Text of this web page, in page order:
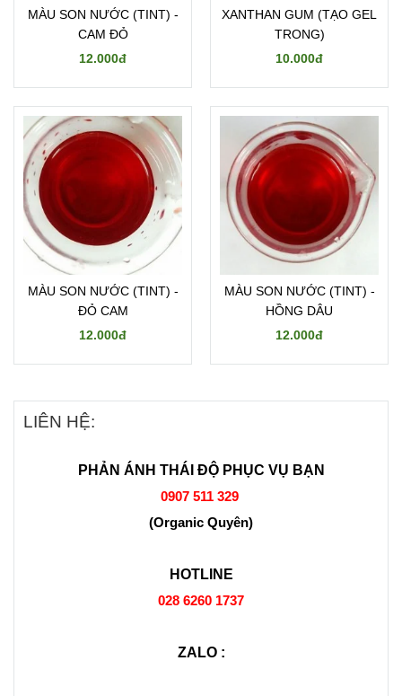
MÀU SON NƯỚC (TINT) -
CAM ĐỎ
12.000đ
XANTHAN GUM (TẠO GEL
TRONG)
10.000đ
MÀU SON NƯỚC (TINT) -
ĐỎ CAM
12.000đ
MÀU SON NƯỚC (TINT) -
HỒNG DÂU
12.000đ
LIÊN HỆ:
PHẢN ÁNH THÁI ĐỘ PHỤC VỤ BẠN
0907 511 329
(Organic Quyên)
HOTLINE
028 6260 1737
ZALO :